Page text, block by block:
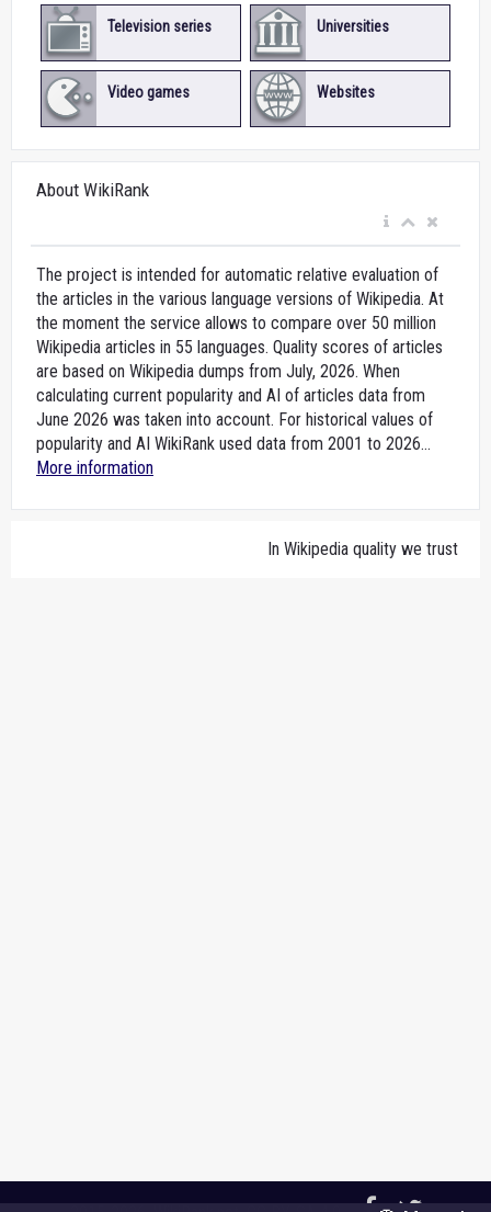
Television series Universities
Video games Websites
About WikiRank
The project is intended for automatic relative evaluation of
the articles in the various language versions of Wikipedia. At
the moment the service allows to compare over 50 million
Wikipedia articles in 55 languages. Quality scores of articles
are based on Wikipedia dumps from July, 2026. When
calculating current popularity and AI of articles data from
June 2026 was taken into account. For historical values of
popularity and AI WikiRank used data from 2001 to 2026...
More information
In Wikipedia quality we trust